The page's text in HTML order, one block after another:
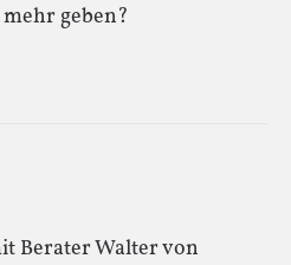
geben?
Berater Walter von